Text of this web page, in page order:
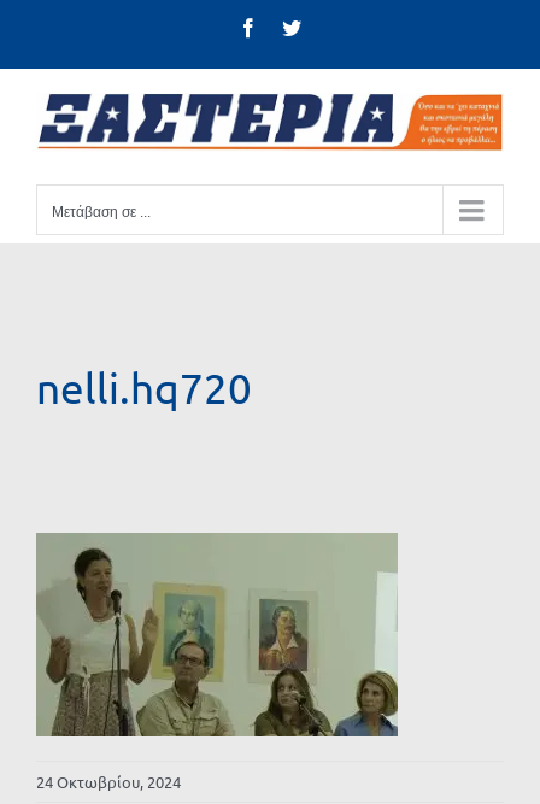
FacebookTwitter
Μετάβαση σε ...
nelli.hq720
24 Οκτωβρίου, 2024